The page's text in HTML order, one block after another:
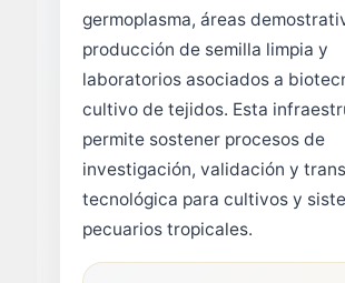
germoplasma, áreas
producción de semilla limpia y
laboratorios asociados a
cultivo de tejidos. Esta
permite sostener procesos de
investigación, validación y
tecnológica para cultivos y
pecuarios tropicales.